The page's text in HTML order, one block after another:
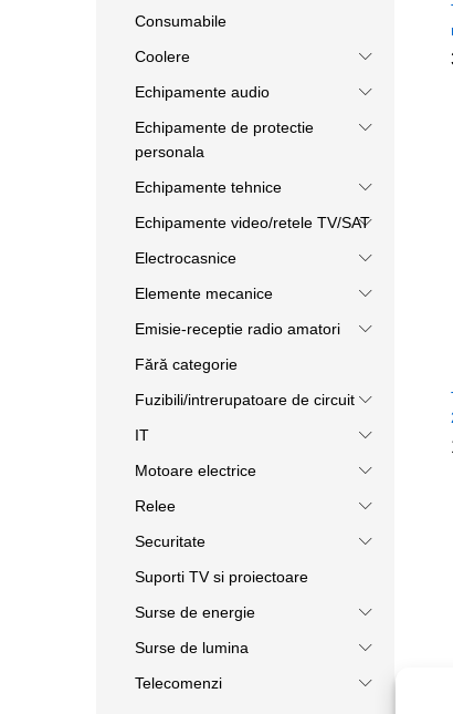
Consumabile
Coolere
Echipamente audio
Echipamente de protectie
personala
Echipamente tehnice
Echipamente video/retele TV/SAT
Electrocasnice
Elemente mecanice
Emisie-receptie radio amatori
Fără categorie
Fuzibili/intrerupatoare de circuit
IT
Motoare electrice
Relee
Securitate
Suporti TV si proiectoare
Surse de energie
Surse de lumina
Telecomenzi